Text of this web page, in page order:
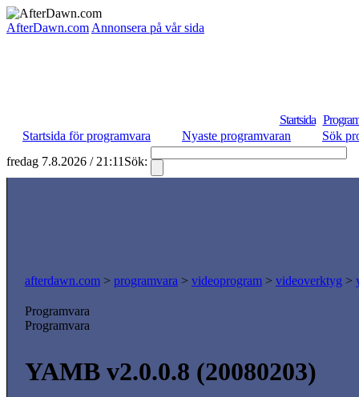
AfterDawn.com Annonsera på vår sida
Startsida
Startsida för programvara
Nyaste programvaran
Sök
fredag 7.8.2026 / 21:11 Sök:
afterdawn.com > programvara > videoprogram > videoverktyg >
Programvara
Programvara
YAMB v2.0.0.8 (20080203)